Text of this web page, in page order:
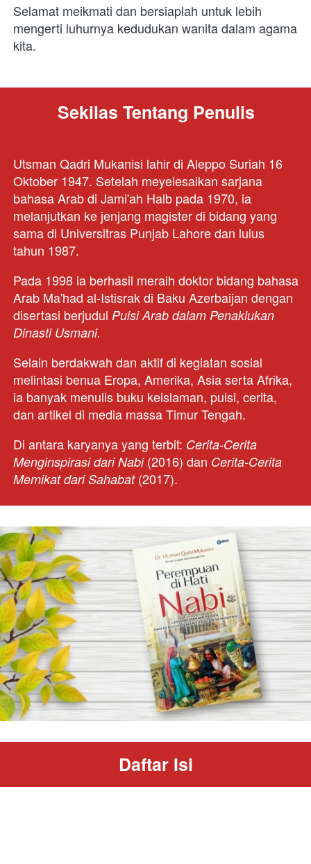
Selamat meikmati dan bersiaplah untuk lebih
mengerti luhurnya kedudukan wanita dalam agama
kita.
Sekilas Tentang Penulis
Utsman Qadri Mukanisi lahir di Aleppo Suriah 16
Oktober 1947. Setelah meyelesaikan sarjana
bahasa Arab di Jami'ah Halb pada 1970, ia
melanjutkan ke jenjang magister di bidang yang
sama di Universitras Punjab Lahore dan lulus
tahun 1987.
Pada 1998 ia berhasil meraih doktor bidang bahasa
Arab Ma'had al-Istisrak di Baku Azerbaijan dengan
disertasi berjudul Puisi Arab dalam Penaklukan
Dinasti Usmani.
Selain berdakwah dan aktif di kegiatan sosial
melintasi benua Eropa, Amerika, Asia serta Afrika,
ia banyak menulis buku keislaman, puisi, cerita,
dan artikel di media massa Timur Tengah.
Di antara karyanya yang terbit: Cerita-Cerita
Menginspirasi dari Nabi (2016) dan Cerita-Cerita
Memikat dari Sahabat (2017).
Daftar Isi